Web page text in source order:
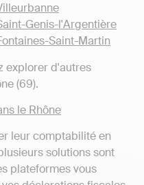
Genis-l'Argentière
Saint-Martin
explorer d'autres
(69).
le Rhône
leur comptabilité en
solutions sont
plateformes vous